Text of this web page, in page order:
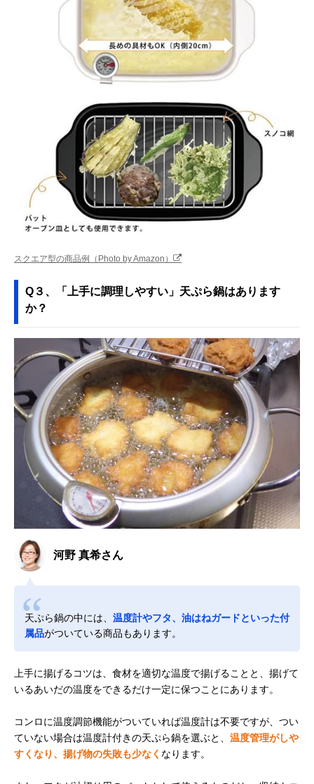
スクエア型の商品例（Photo by Amazon）
Q３、「上手に調理しやすい」天ぷら鍋はあります
か？
河野 真希さん
天ぷら鍋の中には、 温度計やフタ、油はねガードといった付
属品がついている商品もあります。
上手に揚げるコツは、食材を適切な温度で揚げることと、揚げて
いるあいだの温度をできるだけ一定に保つことにあります。
コンロに温度調節機能がついていれば温度計は不要ですが、つい
ていない場合は温度計付きの天ぷら鍋を選ぶと、 温度管理がしや
すくなり、揚げ物の失敗も少なく なります。